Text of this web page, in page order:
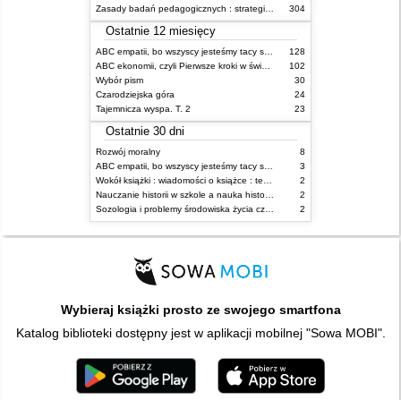
304
Ostatnie 12 miesięcy
128
102
Wybór pism
30
Czarodziejska góra
24
Tajemnicza wyspa. T. 2
23
Ostatnie 30 dni
Rozwój moralny
8
3
2
2
2
Wybieraj książki prosto ze swojego smartfona
Katalog biblioteki dostępny jest w aplikacji mobilnej "Sowa MOBI".